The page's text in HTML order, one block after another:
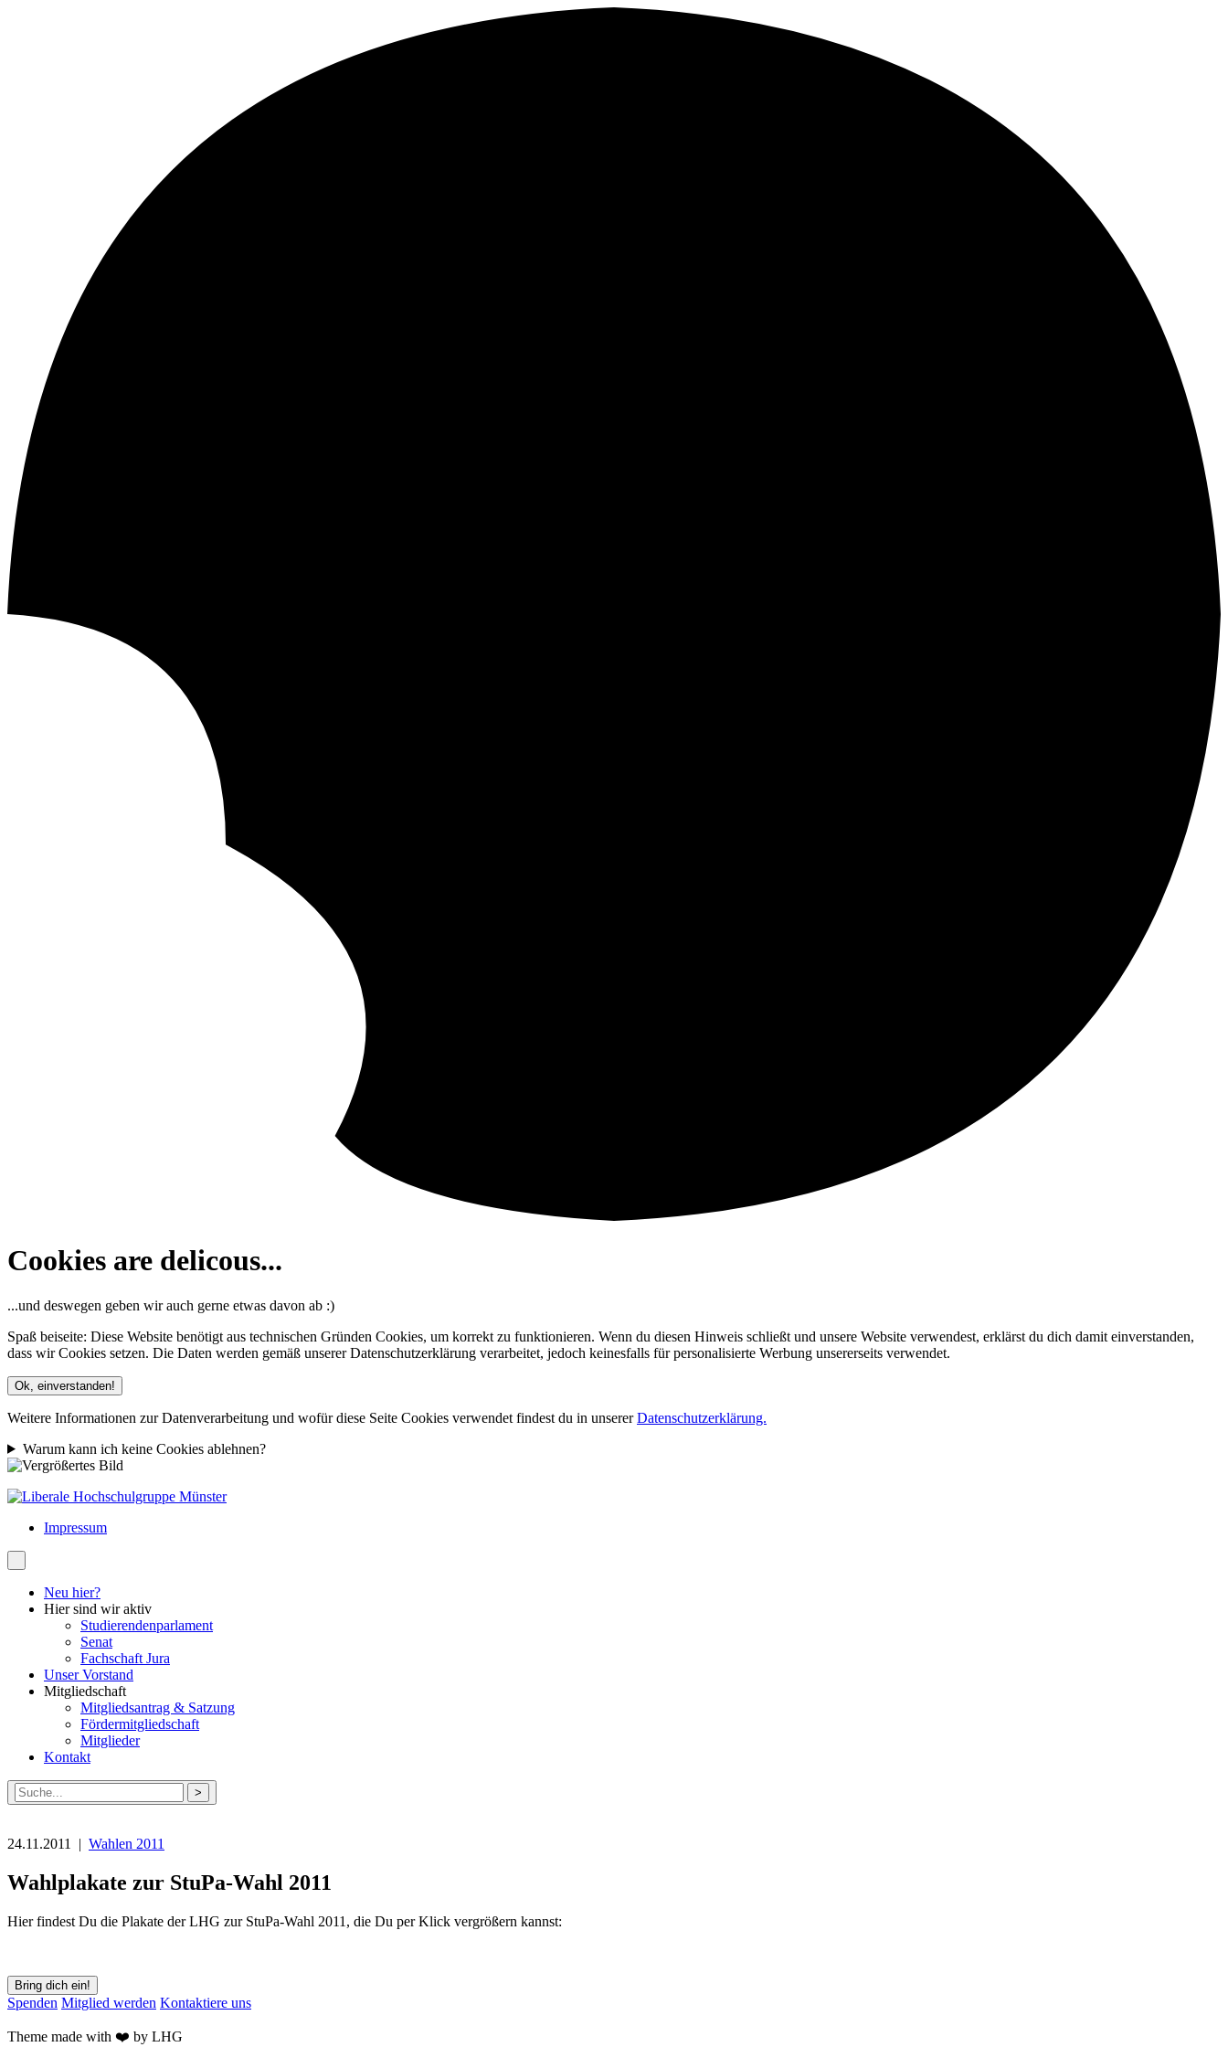
Cookies are delicous...
...und deswegen geben wir auch gerne etwas davon ab :)
Spaß beiseite: Diese Website benötigt aus technischen Gründen Cookies, um korrekt zu funktionieren. Wenn du diesen Hinweis schließt und unsere Website verwendest, erklärst du dich damit einverstanden,
dass wir Cookies setzen. Die Daten werden gemäß unserer Datenschutzerklärung verarbeitet, jedoch keinesfalls für personalisierte Werbung unsererseits verwendet.
Ok, einverstanden!
Weitere Informationen zur Datenverarbeitung und wofür diese Seite Cookies verwendet findest du in unsererDatenschutzerklärung.
Warum kann ich keine Cookies ablehnen?
Impressum
Neu hier?
Hier sind wir aktiv
Studierendenparlament
Senat
Fachschaft Jura
Unser Vorstand
Mitgliedschaft
Mitgliedsantrag & Satzung
Fördermitgliedschaft
Mitglieder
Kontakt
Suche
nach:
24.11.2011 | Wahlen 2011
Wahlplakate zur StuPa-Wahl 2011
Hier findest Du die Plakate der LHG zur StuPa-Wahl 2011, die Du per Klick vergrößern kannst:
Bring dich ein!
Spenden Mitglied werden Kontaktiere uns
Theme made with ❤️ by LHG